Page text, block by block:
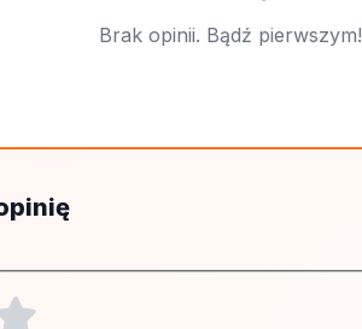
Brak opinii. Bądź pierwszym!